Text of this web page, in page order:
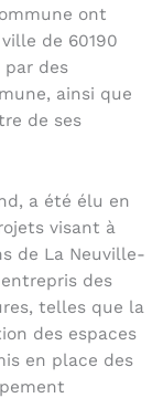
ont
de 60190
des
ainsi que
de ses
a été élu en
visant à
de La Neuville-
des
telles que la
des espaces
en place des